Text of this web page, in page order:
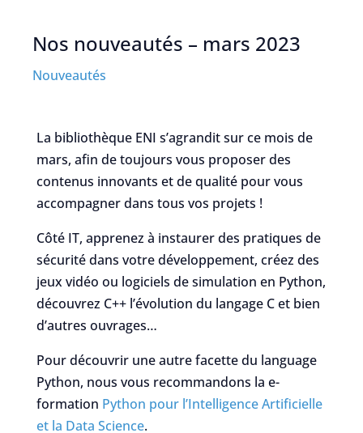
Nos nouveautés – mars 2023
Nouveautés
La bibliothèque ENI s’agrandit sur ce mois de
mars, afin de toujours vous proposer des
contenus innovants et de qualité pour vous
accompagner dans tous vos projets !
Côté IT, apprenez à instaurer des pratiques de
sécurité dans votre développement, créez des
jeux vidéo ou logiciels de simulation en Python,
découvrez C++ l’évolution du langage C et bien
d’autres ouvrages…
Pour découvrir une autre facette du language
Python, nous vous recommandons la e-
formation Python pour l’Intelligence Artificielle
et la Data Science.